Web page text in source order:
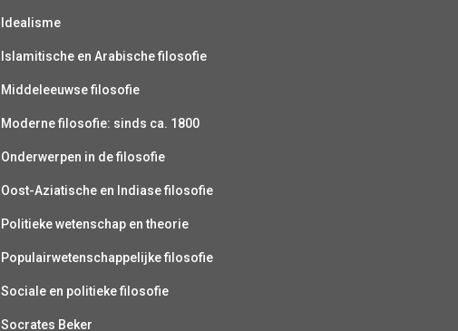
Idealisme
Islamitische en Arabische filosofie
Middeleeuwse filosofie
Moderne filosofie: sinds ca. 1800
Onderwerpen in de filosofie
Oost-Aziatische en Indiase filosofie
Politieke wetenschap en theorie
Populairwetenschappelijke filosofie
Sociale en politieke filosofie
Socrates Beker